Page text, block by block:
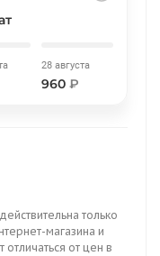
28 августа
960₽
только
магазина и
отличаться от цен в